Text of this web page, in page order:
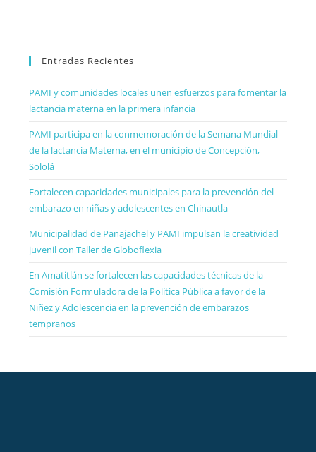
Entradas Recientes
PAMI y comunidades locales unen esfuerzos para fomentar la
lactancia materna en la primera infancia
PAMI participa en la conmemoración de la Semana Mundial
de la lactancia Materna, en el municipio de Concepción,
Sololá
Fortalecen capacidades municipales para la prevención del
embarazo en niñas y adolescentes en Chinautla
Municipalidad de Panajachel y PAMI impulsan la creatividad
juvenil con Taller de Globoflexia
En Amatitlán se fortalecen las capacidades técnicas de la
Comisión Formuladora de la Política Pública a favor de la
Niñez y Adolescencia en la prevención de embarazos
tempranos